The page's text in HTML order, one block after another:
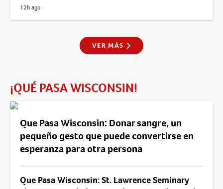
12h ago
VER MÁS
¡QUÉ PASA WISCONSIN!
Que Pasa Wisconsin: Donar sangre, un
pequeño gesto que puede convertirse en
esperanza para otra persona
Que Pasa Wisconsin: St. Lawrence Seminary